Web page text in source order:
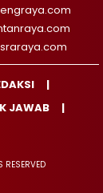
JAWAB